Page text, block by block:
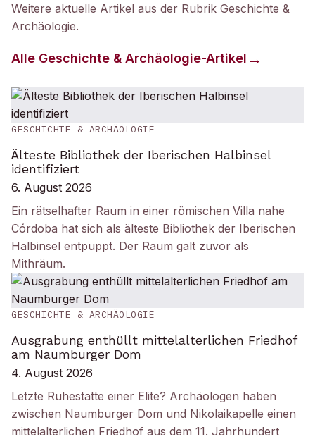
Weitere aktuelle Artikel aus der Rubrik Geschichte &
Archäologie.
Alle Geschichte & Archäologie-Artikel
GESCHICHTE & ARCHÄOLOGIE
Älteste Bibliothek der Iberischen Halbinsel
identifiziert
6. August 2026
Ein rätselhafter Raum in einer römischen Villa nahe
Córdoba hat sich als älteste Bibliothek der Iberischen
Halbinsel entpuppt. Der Raum galt zuvor als
Mithräum.
GESCHICHTE & ARCHÄOLOGIE
Ausgrabung enthüllt mittelalterlichen Friedhof
am Naumburger Dom
4. August 2026
Letzte Ruhestätte einer Elite? Archäologen haben
zwischen Naumburger Dom und Nikolaikapelle einen
mittelalterlichen Friedhof aus dem 11. Jahrhundert